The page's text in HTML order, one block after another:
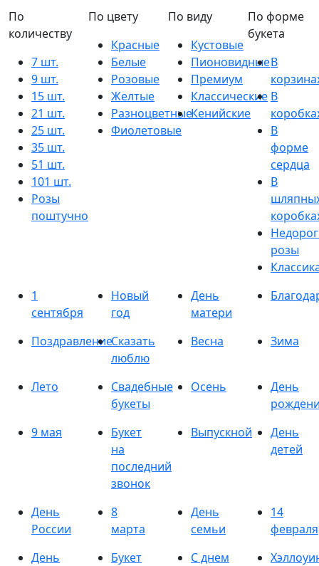
По
количеству
7 шт.
9 шт.
15 шт.
21 шт.
25 шт.
35 шт.
51 шт.
101 шт.
Розы
поштучно
По цвету
Красные
Белые
Розовые
Желтые
Разноцветные
Фиолетовые
По виду
Кустовые
Пионовидные
Премиум
Классические
Кенийские
По форме
букета
В
В
В
форме
сердца
В
розы
1
сентября
Новый
год
День
матери
ПоздравлениеСказать
люблю
Весна Зима
Лето
Свадебные
букеты
Осень
День
9 мая
Букет
на
последний
звонок
Выпускной
День
детей
День
России
8
марта
День
семьи
14
февраля
День
Букет
С днем